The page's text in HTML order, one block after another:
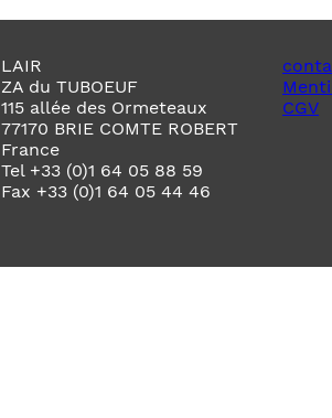
LAIR
ZA du TUBOEUF
115 allée des Ormeteaux
77170 BRIE COMTE ROBERT
France
Tel +33 (0)1 64 05 88 59
Fax +33 (0)1 64 05 44 46
CGV